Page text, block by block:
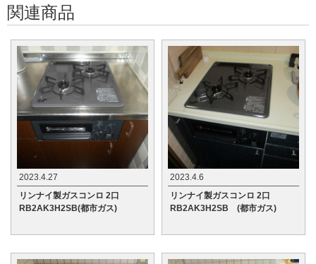
関連商品
2023.4.27
リンナイ製ガスコンロ 2口
RB2AK3H2SB(都市ガス)
2023.4.6
リンナイ製ガスコンロ 2口
RB2AK3H2SB (都市ガス)